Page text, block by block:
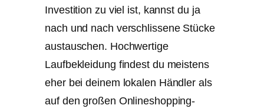
Investition zu viel ist, kannst du ja
nach und nach verschlissene Stücke
austauschen. Hochwertige
Laufbekleidung findest du meistens
eher bei deinem lokalen Händler als
auf den großen Onlineshopping-